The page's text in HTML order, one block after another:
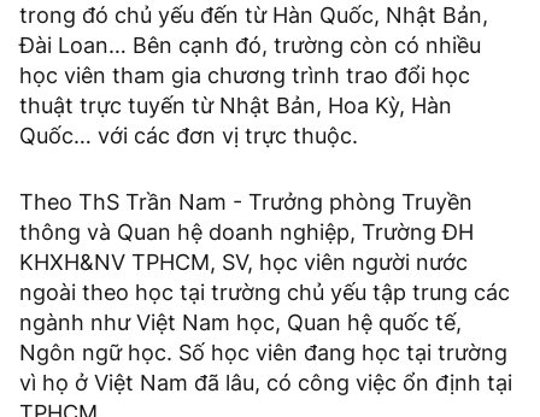
trong đó chủ yếu đến từ Hàn Quốc, Nhật Bản,
Đài Loan… Bên cạnh đó, trường còn có nhiều
học viên tham gia chương trình trao đổi học
thuật trực tuyến từ Nhật Bản, Hoa Kỳ, Hàn
Quốc… với các đơn vị trực thuộc.
Theo ThS Trần Nam - Trưởng phòng Truyền
thông và Quan hệ doanh nghiệp, Trường ĐH
KHXH&NV TPHCM, SV, học viên người nước
ngoài theo học tại trường chủ yếu tập trung các
ngành như Việt Nam học, Quan hệ quốc tế,
Ngôn ngữ học. Số học viên đang học tại trường
vì họ ở Việt Nam đã lâu, có công việc ổn định tại